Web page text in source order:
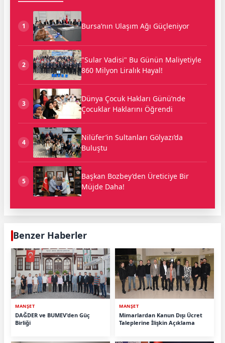
1 Bursa’nın Ulaşım Ağı Güçleniyor
2
"Sular Vadisi" Bu Günün Maliyetiyle
860 Milyon Liralık Hayal!
3
Dünya Çocuk Hakları Günü’nde
Çocuklar Haklarını Öğrendi
4
Nilüfer’in Sultanları Gölyazı’da
Buluştu
5
Başkan Bozbey’den Üreticiye Bir
Müjde Daha!
Benzer Haberler
MANŞET
DAĞDER ve BUMEV'den Güç
Birliği
MANŞET
Mimarlardan Kanun Dışı Ücret
Taleplerine İlişkin Açıklama